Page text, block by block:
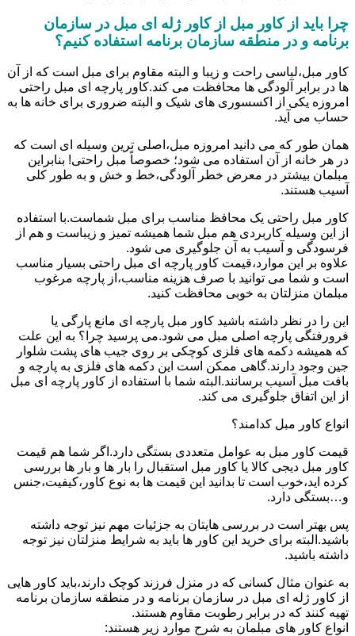
چرا باید از کاور مبل از کاور ژله ای مبل در سازمان
برنامه و در منطقه سازمان برنامه استفاده کنیم؟
کاور مبل،لباسی راحت و زیبا و البته مقاوم برای مبل است که از آن
ها در برابر آلودگی ها محافظت می کند.کاور پارچه ای مبل راحتی
امروزه یکی از اکسسوری های شیک و البته ضروری برای خانه ها به
حساب می آید.
همان طور که می دانید امروزه مبل،اصلی ترین وسیله ای است که
در هر خانه از آن استفاده می شود؛ خصوصاً مبل راحتی! بنابراین
مبلمان بیشتر در معرض خطر آلودگی،خط و خش و به طور کلی
آسیب هستند.
کاور مبل راحتی یک محافظ مناسب برای مبل شماست.با استفاده
از این وسیله کاربردی هم مبل شما همیشه تمیز و زیباست و هم از
فرسودگی و آسیب به آن جلوگیری می شود.
علاوه بر این موارد،قیمت کاور پارچه ای مبل راحتی بسیار مناسب
است و شما می توانید با صرف هزینه مناسب،از پارچه مرغوب
مبلمان منزلتان به خوبی محافظت کنید.
این را در نظر داشته باشید کاور مبل پارچه ای مانع پارگی یا
فرورفتگی پارچه اصلی مبل می شود.می پرسید چرا؟ به این علت
که همیشه دکمه های فلزی کوچکی بر روی جیب های پشت شلوار
جین وجود دارند.گاهی ممکن است این دکمه های فلزی به پارچه و
بافت مبل آسیب برسانند.البته شما با استفاده از کاور پارچه ای مبل
از این اتفاق جلوگیری می کند.
انواع کاور مبل کدامند؟
قیمت کاور مبل به عوامل متعددی بستگی دارد.اگر شما هم قیمت
کاور مبل دیجی کالا یا کاور مبل استقبال را بار ها و بار ها بررسی
کرده اید،خوب است تا بدانید این قیمت ها به نوع کاور،کیفیت،جنس
و…بستگی دارد.
پس بهتر است در بررسی هایتان به جزئیات مهم نیز توجه داشته
باشید.البته برای خرید این کاور ها باید به شرایط منزلتان نیز توجه
داشته باشید.
به عنوان مثال کسانی که در منزل فرزند کوچک دارند،باید کاور هایی
از کاور ژله ای مبل در سازمان برنامه و در منطقه سازمان برنامه
تهیه کنند که در برابر رطوبت مقاوم هستند.
انواع کاور های مبلمان به شرح موارد زیر هستند: